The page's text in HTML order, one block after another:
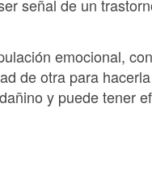
señal de un
emocional,
de otra para
y puede tener